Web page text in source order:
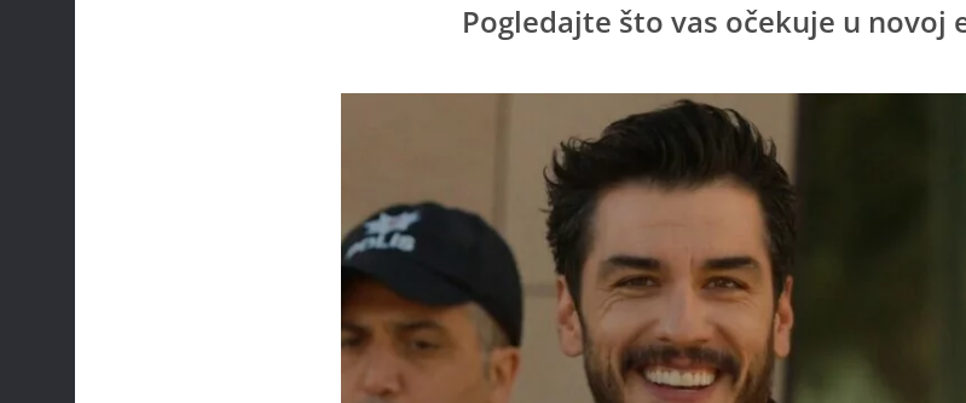
Pogledajte što vas očekuje u novoj